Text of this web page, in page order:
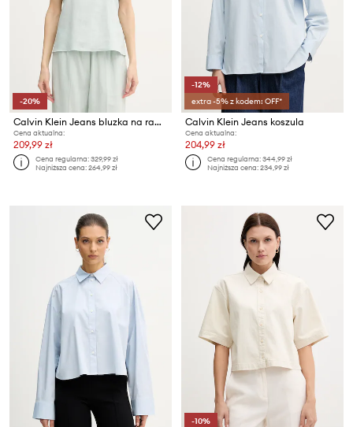
-20%
Calvin Klein Jeans bluzka na ramiączkach damska z lnem
Cena aktualna:
209,99 zł
Cena regularna:329,99 zł
Najniższa cena:264,99 zł
-12%
extra -5% z kodem: OFF*
Calvin Klein Jeans koszula
Cena aktualna:
204,99 zł
Cena regularna:344,99 zł
Najniższa cena:234,99 zł
-10%